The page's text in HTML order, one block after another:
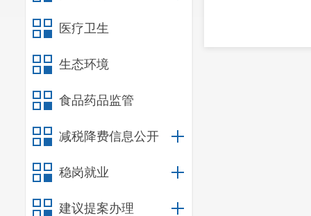
医疗卫生
生态环境
食品药品监管
减税降费信息公开
稳岗就业
建议提案办理